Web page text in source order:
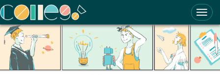
ColleGo! 大學選才與高中育才輔助系統